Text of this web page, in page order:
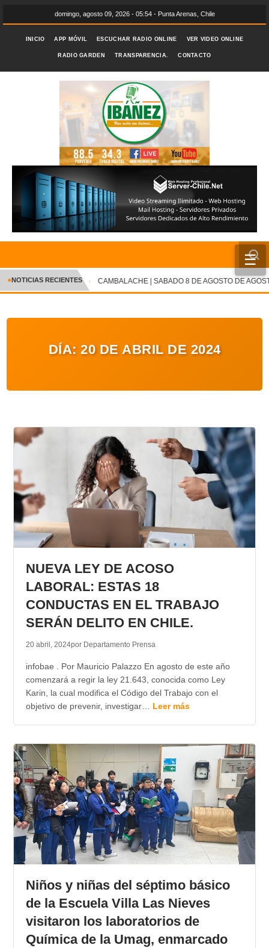
domingo, agosto 09, 2026 - 05:54 - Punta Arenas, Chile
INICIO APP MÓVIL ESCUCHAR RADIO ONLINE VER VIDEO ONLINE
RADIO GARDEN TRANSPARENCIA. CONTACTO
☰
INICIO
CRÓNICA
ENTRETENIMIENTO Y CULTURA
VIDEOS
GALERIA DE FOTOS
APP MÓVIL
●NOTICIAS RECIENTES CAMBALACHE | SABADO 8 DE AGOSTO DE
DÍA: 20 DE ABRIL DE 2024
NUEVA LEY DE ACOSO
LABORAL: ESTAS 18
CONDUCTAS EN EL TRABAJO
SERÁN DELITO EN CHILE.
20 abril, 2024por Departamento Prensa
infobae . Por Mauricio Palazzo En agosto de este año
comenzará a regir la ley 21.643, conocida como Ley
Karin, la cual modifica el Código del Trabajo con el
objetivo de prevenir, investigar… Leer más
Niños y niñas del séptimo básico
de la Escuela Villa Las Nieves
visitaron los laboratorios de
Química de la Umag, enmarcado